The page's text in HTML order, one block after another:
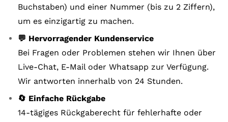
Buchstaben) und einer Nummer (bis zu 2 Ziffern),
um es einzigartig zu machen.
💬 Hervorragender Kundenservice
Bei Fragen oder Problemen stehen wir Ihnen über
Live-Chat, E-Mail oder Whatsapp zur Verfügung.
Wir antworten innerhalb von 24 Stunden.
🔄 Einfache Rückgabe
14-tägiges Rückgaberecht für fehlerhafte oder